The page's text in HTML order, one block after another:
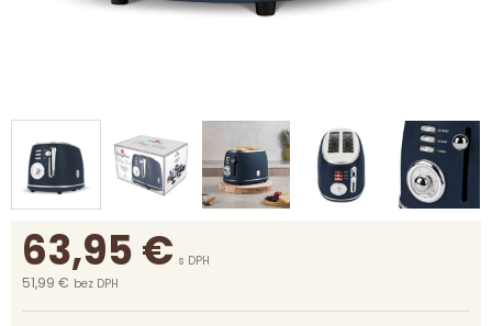
63,95€ s DPH
51,99 € bez DPH